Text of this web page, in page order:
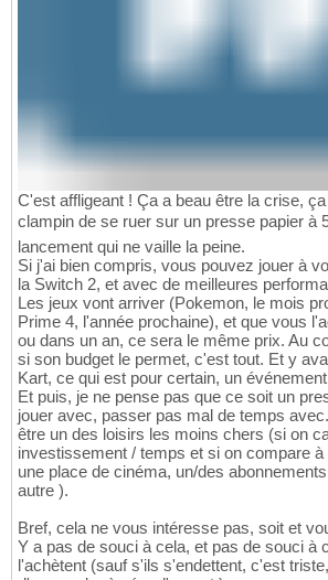
C'est affligeant ! Ça a beau être la crise,
clampin de se ruer sur un presse papier à
lancement qui ne vaille la peine.
Si j'ai bien compris, vous pouvez jouer à
la Switch 2, et avec de meilleures
Les jeux vont arriver (Pokemon, le mois
Prime 4, l'année prochaine), et que vous
ou dans un an, ce sera le même prix. Au
si son budget le permet, c'est tout. Et y
Kart, ce qui est pour certain, un
Et puis, je ne pense pas que ce soit un
jouer avec, passer pas mal de temps
être un des loisirs les moins chers (si on
investissement / temps et si on compare
une place de cinéma, un/des
autre ).
Bref, cela ne vous intéresse pas, soit et
Y a pas de souci à cela, et pas de souci à
l'achètent (sauf s'ils s'endettent, c'est